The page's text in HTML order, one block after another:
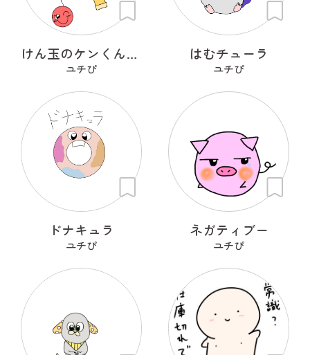
けん玉のケンくんとタマちゃん
ユチぴ
はむチューラ
ユチぴ
ドナキュラ
ユチぴ
ネガティブー
ユチぴ